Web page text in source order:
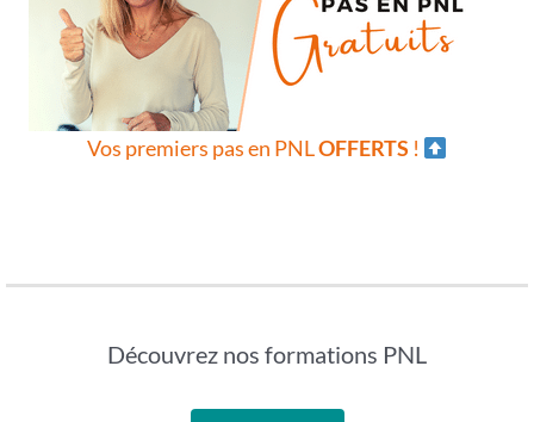
Vos premiers pas en PNLOFFERTS !
Découvrez nos formations PNL